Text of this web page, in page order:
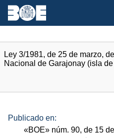
Ley 3/1981, de 25 de marzo,
Nacional de Garajonay (isla
Publicado en:
«BOE» núm. 90, de 15